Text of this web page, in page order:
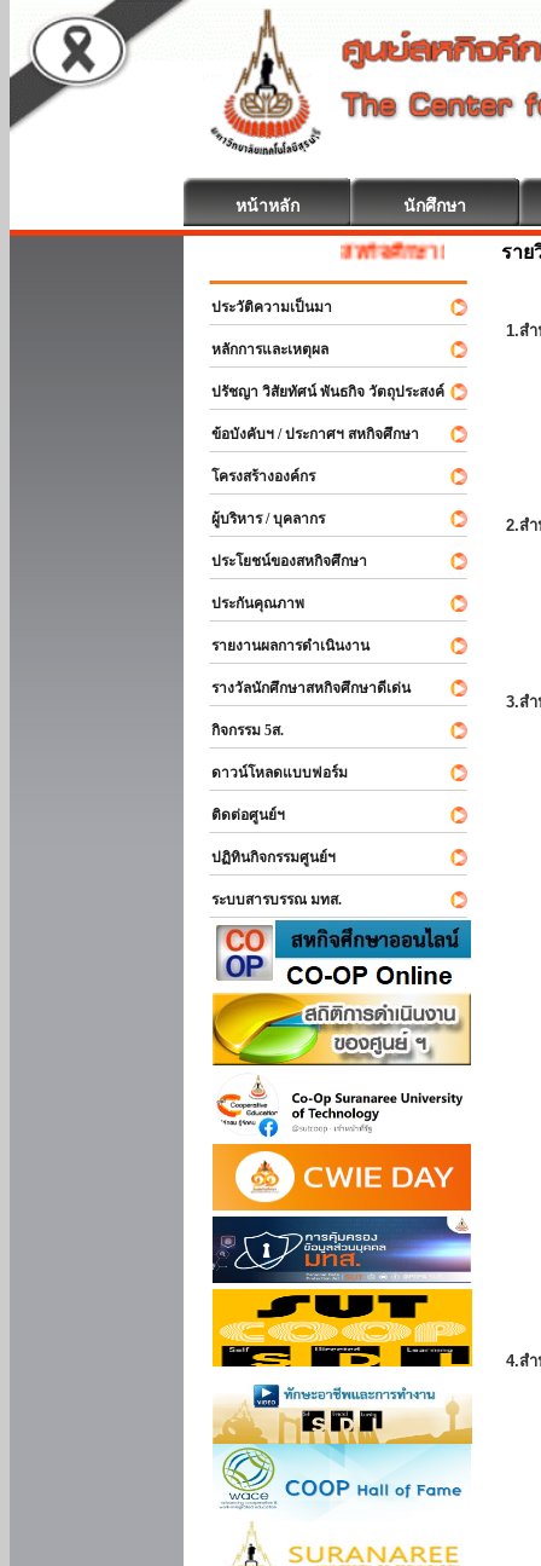
หน้าหลัก นักศึกษา
สหกิจศึกษา ยินดีต้อนรับ
ประวัติความเป็นมา
หลักการและเหตุผล
ปรัชญา วิสัยทัศน์ พันธกิจ วัตถุประสงค์
ข้อบังคับฯ / ประกาศฯ สหกิจศึกษา
โครงสร้างองค์กร
ผู้บริหาร / บุคลากร
ประโยชน์ของสหกิจศึกษา
ประกันคุณภาพ
รายงานผลการดำเนินงาน
รางวัลนักศึกษาสหกิจศึกษาดีเด่น
กิจกรรม 5ส.
ดาวน์โหลดแบบฟอร์ม
ติดต่อศูนย์ฯ
ปฏิทินกิจกรรมศูนย์ฯ
ระบบสารบรรณ มทส.
ราย
1.ส
2.ส
3.ส
4.ส